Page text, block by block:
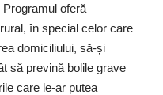
Programul oferă
în special celor care
domiciliului, să-și
să prevină bolile grave
care le-ar putea